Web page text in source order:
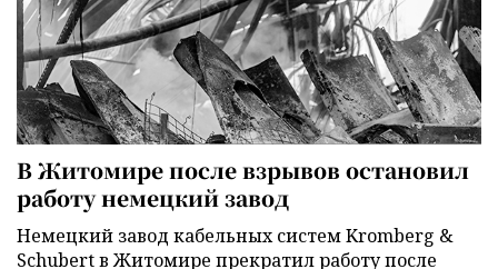
В Житомире после взрывов остановил
работу немецкий завод
Немецкий завод кабельных систем Kromberg &
Schubert в Житомире прекратил работу после